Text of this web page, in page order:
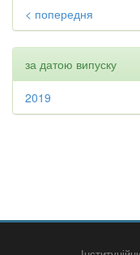
< попередня
за датою випуску
2019